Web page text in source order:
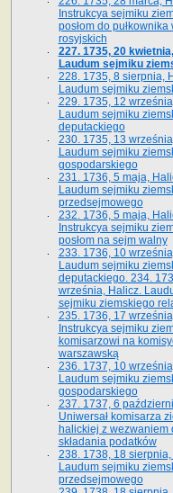
Instrukcya sejmiku
posłom do pułkownika
rosyjskich
227. 1735, 20
Laudum sejmiku
228. 1735, 8 sierpnia,
Laudum sejmiku
229. 1735, 12
Laudum sejmiku
deputackiego
230. 1735, 13
Laudum sejmiku
gospodarskiego
231. 1736, 5 maja,
Laudum sejmiku
przedsejmowego
232. 1736, 5 maja,
Instrukcya sejmiku
posłom na sejm walny
233. 1736, 10
Laudum sejmiku
deputackiego. 234.
września, Halicz.
sejmiku ziemskiego
235. 1736, 17
Instrukcya sejmiku
komisarzowi na
warszawską
236. 1737, 10
Laudum sejmiku
gospodarskiego
237. 1737, 6
Uniwersał komisarza
halickiej z wezwaniem
składania podatków
238. 1738, 18
Laudum sejmiku
przedsejmowego